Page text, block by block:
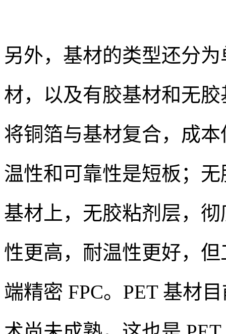
另外，基材的类型还分
材，以及有胶基材和无
将铜箔与基材复合，成
温性和可靠性是短板；
基材上，无胶粘剂层，
性更高，耐温性更好，
端精密 FPC。PET 基材